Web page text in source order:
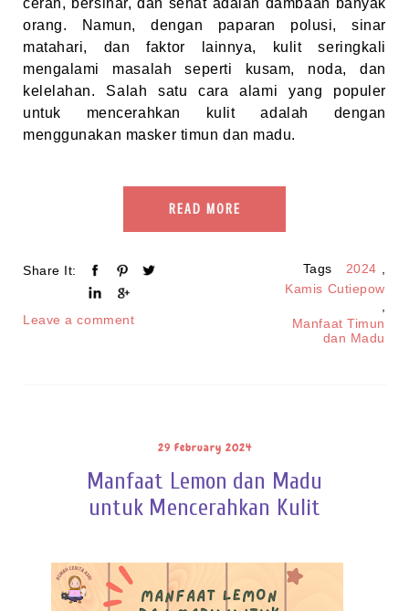
cerah, bersinar, dan sehat adalah dambaan banyak
orang. Namun, dengan paparan polusi, sinar
matahari, dan faktor lainnya, kulit seringkali
mengalami masalah seperti kusam, noda, dan
kelelahan. Salah satu cara alami yang populer
untuk mencerahkan kulit adalah dengan
menggunakan masker timun dan madu.
READ MORE
Share It:
Leave a comment
Tags 2024
Kamis Cutiepow
Manfaat Timun
dan Madu
29 February 2024
Manfaat Lemon dan Madu
untuk Mencerahkan Kulit